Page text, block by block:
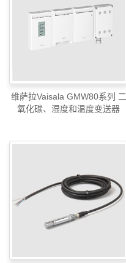
维萨拉Vaisala GMW80系列 二
氧化碳、湿度和温度变送器